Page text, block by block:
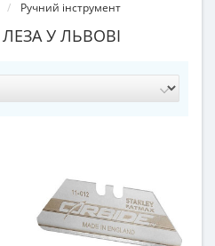
Ручний інструмент
У ЛЬВОВІ